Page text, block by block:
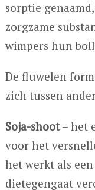
sorptie
zorgzame
wimpers hun
De fluwelen
zich tussen
Soja-shoot– het
voor het
het werkt als
dietegengaat